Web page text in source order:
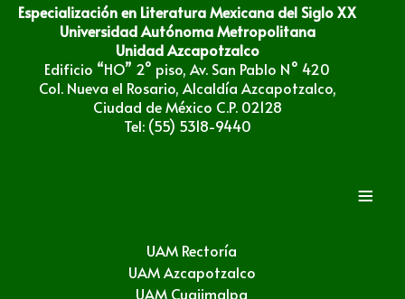
Especialización en Literatura Mexicana del Siglo XX
Universidad Autónoma Metropolitana
Unidad Azcapotzalco
Edificio “HO” 2° piso, Av. San Pablo N° 420
Col. Nueva el Rosario, Alcaldía Azcapotzalco,
Ciudad de México C.P. 02128
Tel: (55) 5318-9440
≡
UAM Rectoría
UAM Azcapotzalco
UAM Cuajimalpa